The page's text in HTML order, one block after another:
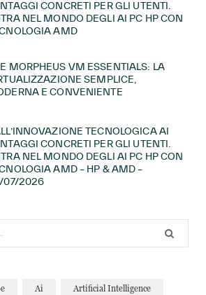
CONCRETI PER GLI UTENTI.
NEL MONDO DEGLI AI PC HP CON
AMD
MORPHEUS VM ESSENTIALS: LA
SEMPLICE,
E CONVENIENTE
TECNOLOGICA AI
CONCRETI PER GLI UTENTI.
NEL MONDO DEGLI AI PC HP CON
AMD – HP & AMD –
07/2026
Ai Artificial Intelligence